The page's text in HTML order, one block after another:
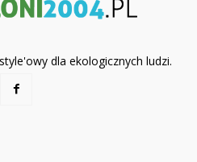
dla ekologicznych ludzi.